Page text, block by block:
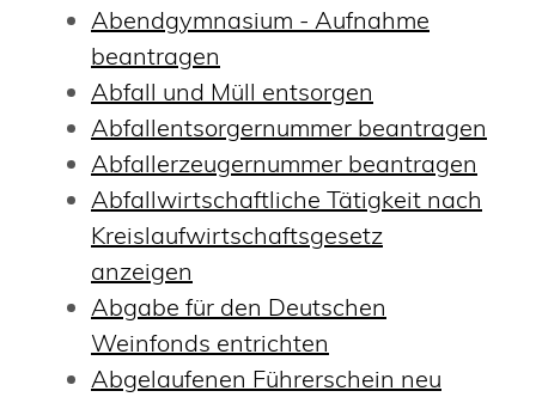
Abendgymnasium - Aufnahme
beantragen
Abfall und Müll entsorgen
Abfallentsorgernummer beantragen
Abfallerzeugernummer beantragen
Abfallwirtschaftliche Tätigkeit nach
Kreislaufwirtschaftsgesetz
anzeigen
Abgabe für den Deutschen
Weinfonds entrichten
Abgelaufenen Führerschein neu